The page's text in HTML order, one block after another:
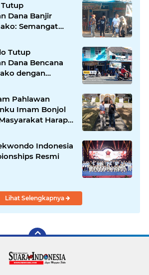
Tutup
Dana Banjir
Semangat
& Solidaritas
Tutup
Dana Bencana
dengan
Dihadiri
Ibu Kota
Pahlawan
Imam Bonjol
Harap
Lakukan
Indonesia
Resmi
Lihat Selengkapnya